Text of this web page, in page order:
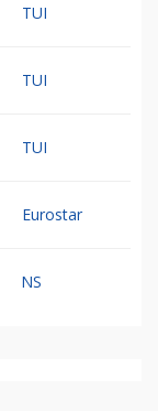
TUI
TUI
TUI
Eurostar
NS